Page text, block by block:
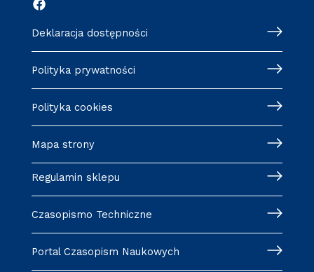
Deklaracja dostępności
Polityka prywatności
Polityka cookies
Mapa strony
Regulamin sklepu
Czasopismo Techniczne
Portal Czasopism Naukowych